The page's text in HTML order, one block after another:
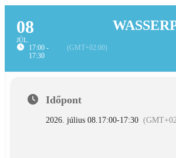
08
JÚL.
17:00 -
17:30
(GMT+02:00)
Időpont
2026. július 08.17:00-17:30